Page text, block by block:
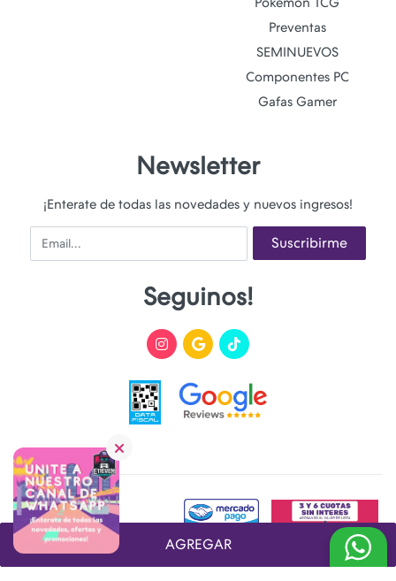
AGREGAR
Preventas
SEMINUEVOS
Componentes PC
Gafas Gamer
Newsletter
¡Enterate de todas las novedades y nuevos ingresos!
Email Suscribirme
Seguinos!
Desarrollado y Diseñado por FoxTienda